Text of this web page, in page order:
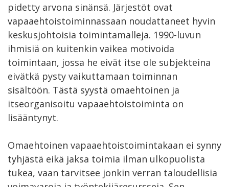
pidetty arvona sinänsä. Järjestöt ovat
vapaaehtoistoiminnassaan noudattaneet hyvin
keskusjohtoisia toimintamalleja. 1990-luvun
ihmisiä on kuitenkin vaikea motivoida
toimintaan, jossa he eivät itse ole subjekteina
eivätkä pysty vaikuttamaan toiminnan
sisältöön. Tästä syystä omaehtoinen ja
itseorganisoitu vapaaehtoistoiminta on
lisääntynyt.
Omaehtoinen vapaaehtoistoimintakaan ei synny
tyhjästä eikä jaksa toimia ilman ulkopuolista
tukea, vaan tarvitsee jonkin verran taloudellisia